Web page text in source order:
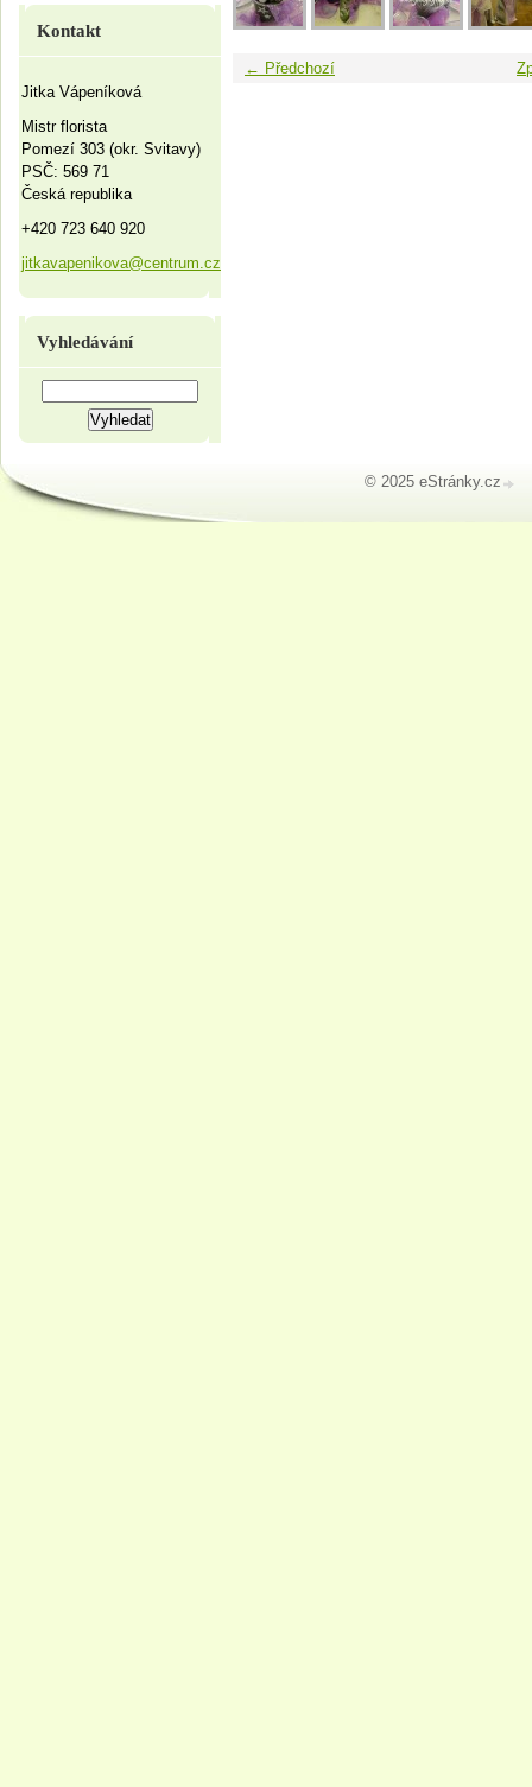
← Předchozí
Kontakt
Jitka Vápeníková
Mistr florista
Pomezí 303 (okr. Svitavy)
PSČ: 569 71
Česká republika
+420 723 640 920
jitkavapenikova@centrum.cz
Vyhledávání
© 2025 eStránky.cz